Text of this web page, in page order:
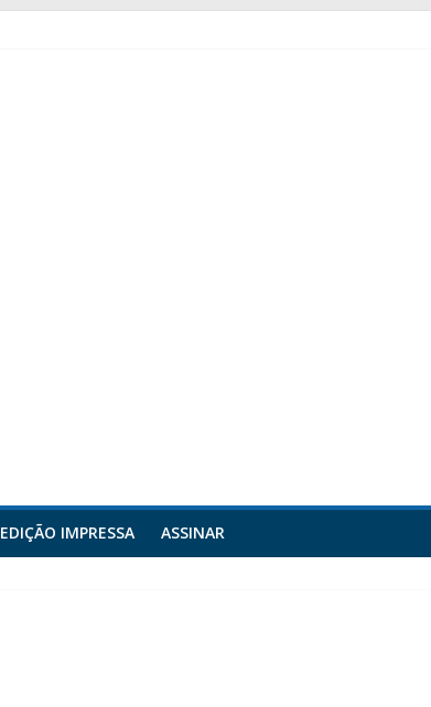
EDIÇÃO IMPRESSA ASSINAR